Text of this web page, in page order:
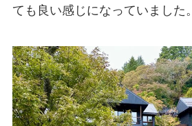
ても良い感じになっていました。